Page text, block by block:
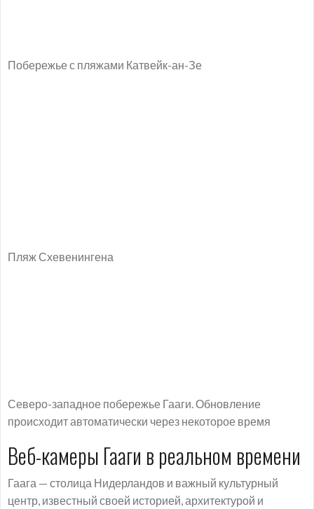
Побережье с пляжами Катвейк-ан-Зе
Пляж Схевенингена
Северо-западное побережье Гааги. Обновление
происходит автоматически через некоторое время
Веб-камеры Гааги в реальном времени
Гаага — столица Нидерландов и важный культурный
центр, известный своей историей, архитектурой и